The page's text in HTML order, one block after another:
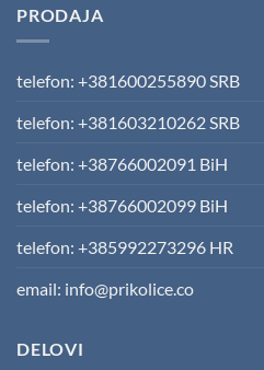
PRODAJA
telefon: +381600255890 SRB
telefon: +381603210262 SRB
telefon: +38766002091 BiH
telefon: +38766002099 BiH
telefon: +385992273296 HR
email: info@prikolice.co
DELOVI